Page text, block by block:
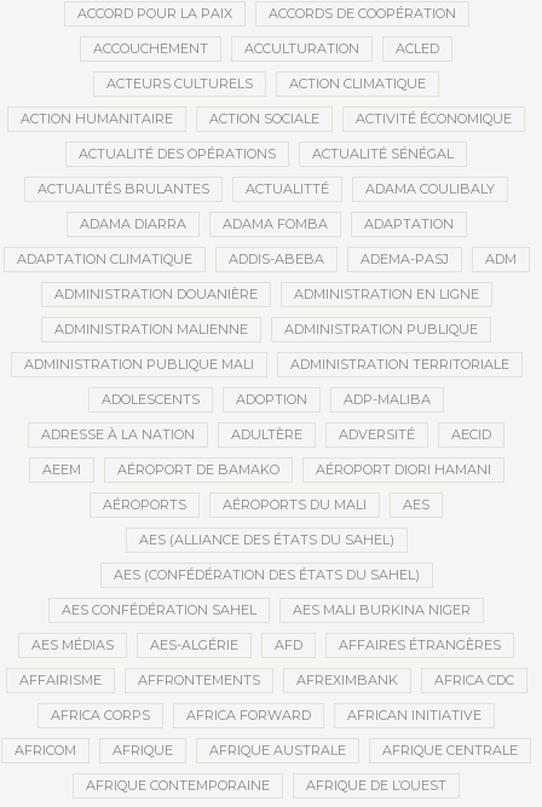
ACCORD POUR LA PAIX ACCORDS DE COOPÉRATION
ACCOUCHEMENT ACCULTURATION ACLED
ACTEURS CULTURELS ACTION CLIMATIQUE
ACTION HUMANITAIRE ACTION SOCIALE ACTIVITÉ ÉCONOMIQUE
ACTUALITÉ DES OPÉRATIONS ACTUALITÉ SÉNÉGAL
ACTUALITÉS BRULANTES ACTUALITTÉ ADAMA COULIBALY
ADAMA DIARRA ADAMA FOMBA ADAPTATION
ADAPTATION CLIMATIQUE ADDIS-ABEBA ADEMA-PASJ ADM
ADMINISTRATION DOUANIÈRE ADMINISTRATION EN LIGNE
ADMINISTRATION MALIENNE ADMINISTRATION PUBLIQUE
ADMINISTRATION PUBLIQUE MALI ADMINISTRATION TERRITORIALE
ADOLESCENTS ADOPTION ADP-MALIBA
ADRESSE À LA NATION ADULTÈRE ADVERSITÉ AECID
AEEM AÉROPORT DE BAMAKO AÉROPORT DIORI HAMANI
AÉROPORTS AÉROPORTS DU MALI AES
AES (ALLIANCE DES ÉTATS DU SAHEL)
AES (CONFÉDÉRATION DES ÉTATS DU SAHEL)
AES CONFÉDÉRATION SAHEL AES MALI BURKINA NIGER
AES MÉDIAS AES-ALGÉRIE AFD AFFAIRES ÉTRANGÈRES
AFFAIRISME AFFRONTEMENTS AFREXIMBANK AFRICA CDC
AFRICA CORPS AFRICA FORWARD AFRICAN INITIATIVE
AFRICOM AFRIQUE AFRIQUE AUSTRALE AFRIQUE CENTRALE
AFRIQUE CONTEMPORAINE AFRIQUE DE L’OUEST